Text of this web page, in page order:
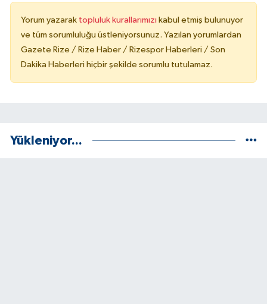
Yorum yazarak topluluk kurallarımızı kabul etmiş bulunuyor
ve tüm sorumluluğu üstleniyorsunuz. Yazılan yorumlardan
Gazete Rize / Rize Haber / Rizespor Haberleri / Son
Dakika Haberleri hiçbir şekilde sorumlu tutulamaz.
Yükleniyor...